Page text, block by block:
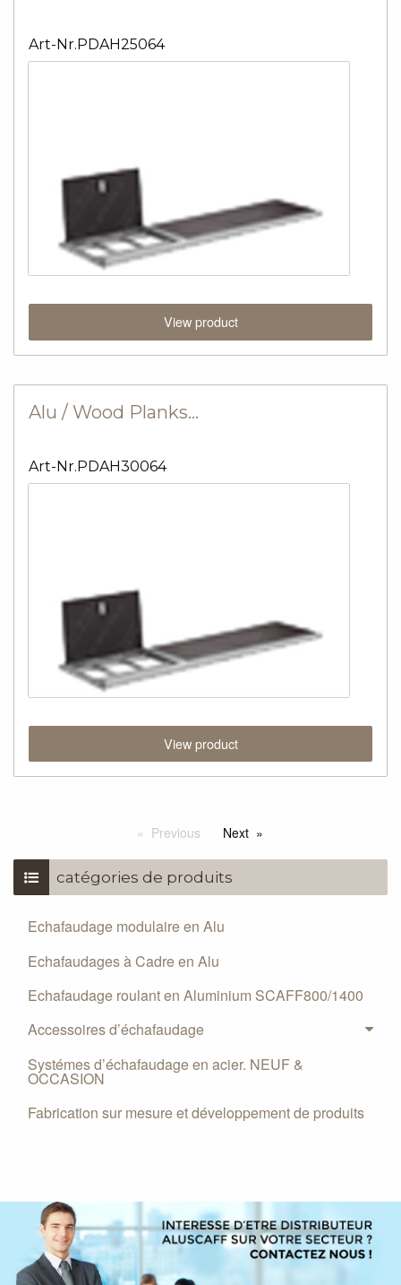
Art-Nr.PDAH25064
View product
Alu / Wood Planks…
Art-Nr.PDAH30064
View product
Previous Next
catégories de produits
Echafaudage modulaire en Alu
Echafaudages à Cadre en Alu
Echafaudage roulant en Aluminium SCAFF800/1400
Accessoires d’échafaudage
Systémes d’échafaudage en acier. NEUF &
OCCASION
Fabrication sur mesure et développement de produits